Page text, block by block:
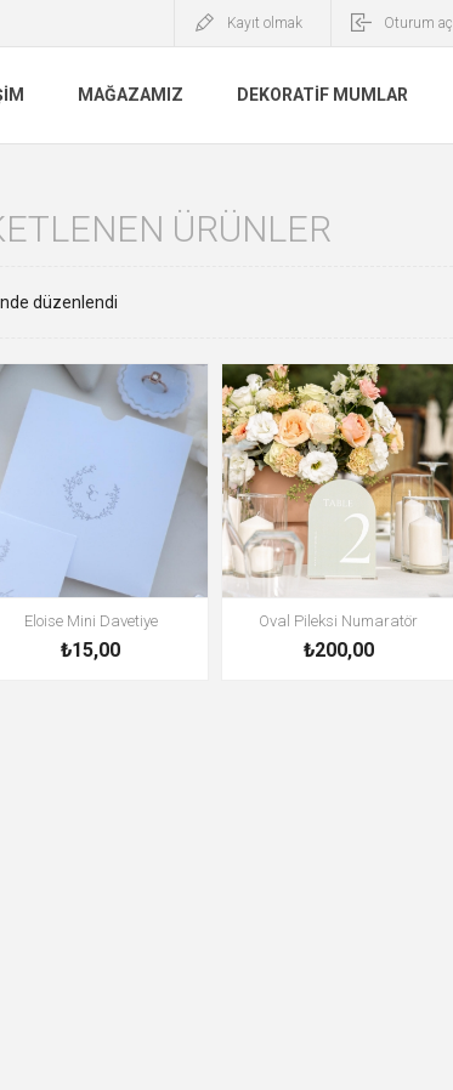
Kayıt olmak Oturum aç
MAĞAZAMIZ DEKORATIF MUMLAR
ÜRÜNLER
Eloise Mini Davetiye
₺15,00
Oval Pileksi Numaratör
₺200,00